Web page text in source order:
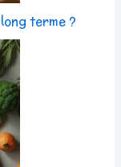
terme ?